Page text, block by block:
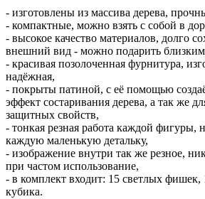
- изготовлены из массива дерева,
- компактные, можно взять с собой в
- высокое качество материалов, долго
внешний вид - можно подарить
- красивая позолоченная фурнитура,
надёжная,
- покрыты патиной, с её помощью
эффект состаривания дерева, а так же
защитных свойств,
- тонкая резная работа каждой фигуры,
каждую маленькую детальку,
- изображение внутри так же резное,
при частом использование,
- в комплект входит: 15 светлых
кубика.